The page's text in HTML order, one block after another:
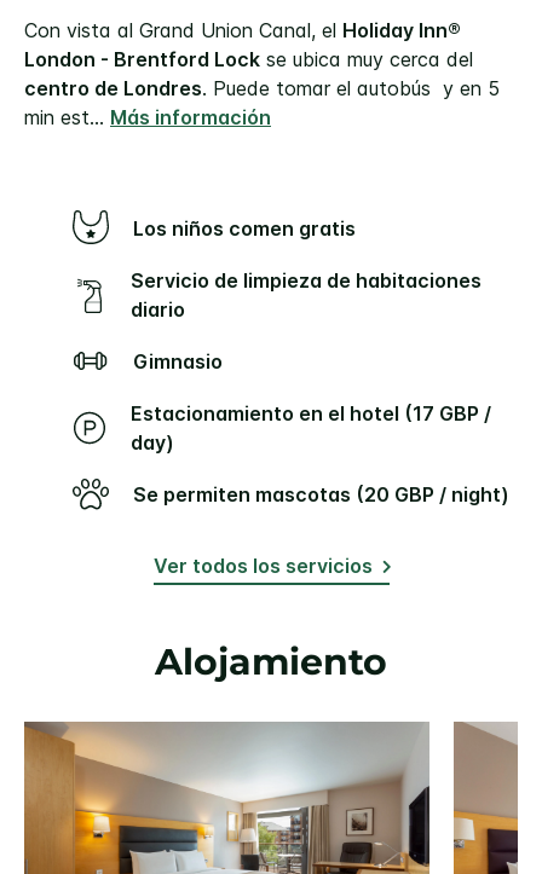
Con vista al Grand Union Canal, el Holiday Inn®
London - Brentford Lock se ubica muy cerca del
centro de Londres. Puede tomar el autobús y en 5
min est... Más información
Los niños comen gratis
Servicio de limpieza de habitaciones
diario
Gimnasio
Estacionamiento en el hotel (17 GBP /
day)
Se permiten mascotas (20 GBP / night)
Ver todos los servicios
Alojamiento